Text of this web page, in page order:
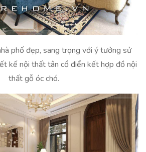
phố đẹp, sang trọng với ý tưởng sử
kế nội thất tân cổ điển kết hợp đồ nội
thất gỗ óc chó.